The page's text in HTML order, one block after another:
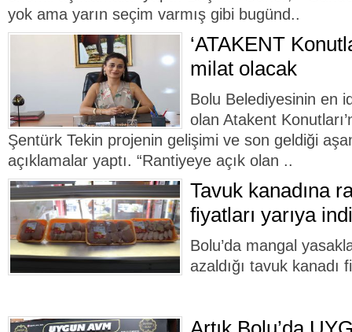
yok ama yarın seçim varmış gibi bugünd..
‘ATAKENT
milat olacak
Bolu Belediyesinin en
olan Atakent
Şentürk Tekin projenin gelişimi ve son geldiği
açıklamalar yaptı. “Rantiyeye açık olan ..
Tavuk kanadına
fiyatları yarıya
Bolu’da mangal
azaldığı tavuk kanadı